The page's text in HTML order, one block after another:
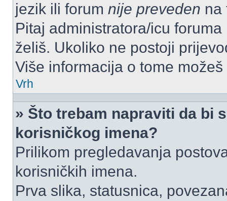
jezik ili forum nije preveden na
Pitaj administratora/icu
želiš. Ukoliko ne postoji
Više informacija o tome
Vrh
» Što trebam napraviti da bi
korisničkog imena?
Prilikom pregledavanja
korisničkih imena.
Prva slika, statusnica,